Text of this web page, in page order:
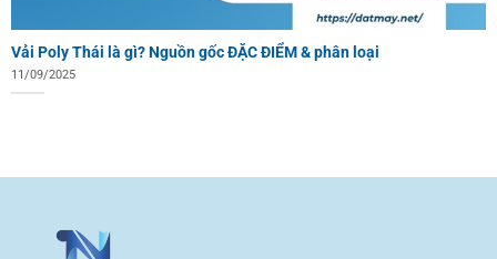
Vải Poly Thái là gì? Nguồn gốc ĐẶC ĐIỂM & phân loại
11/09/2025